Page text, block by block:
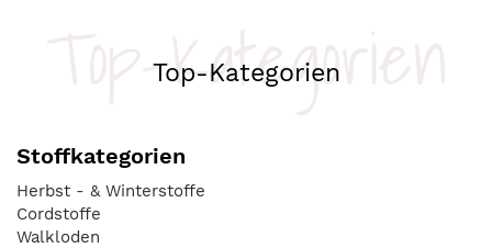
Top-Kategorien
Top-Kategorien
Stoffkategorien
Herbst - & Winterstoffe
Cordstoffe
Walkloden